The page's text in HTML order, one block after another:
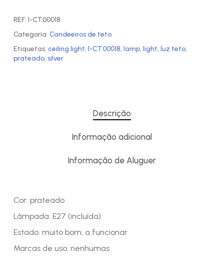
REF: I-CT00018
Categoria: Candeeiros de teto
Etiquetas: ceiling light, I-CT00018, lamp, light, luz teto,
prateado, silver
Descrição
Informação adicional
Informação de Aluguer
Cor: prateado
Lâmpada: E27 (incluída)
Estado: muito bom, a funcionar
Marcas de uso: nenhumas